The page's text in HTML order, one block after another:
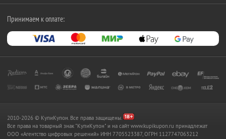
Принимаем к оплате:
2010-2026 © КупиКупон. Все права защищены.
Все права на товарный знак "КупиКупон" и на сайт www.kupikupon.ru принадлежат
OOO «Агентство цифровых решений» ИНН 7705523387, ОГРН 1127747063212